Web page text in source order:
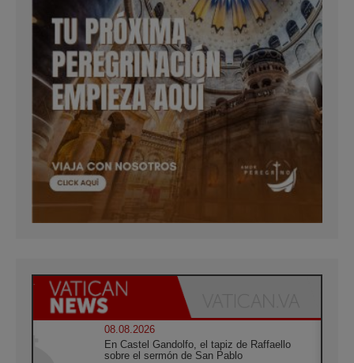
08.08.2026
En Castel Gandolfo, el tapiz de Raffaello
sobre el sermón de San Pablo